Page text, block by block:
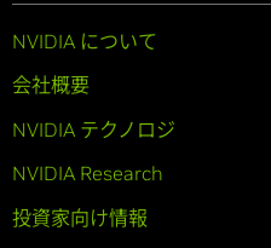
NVIDIA について
会社概要
NVIDIA テクノロジ
NVIDIA Research
投資家向け情報